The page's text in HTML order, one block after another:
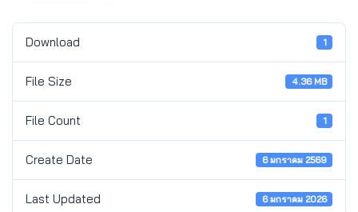
Download 1
File Size 4.36 MB
File Count 1
Create Date 6 มกราคม 2569
Last Updated 6 มกราคม 2026